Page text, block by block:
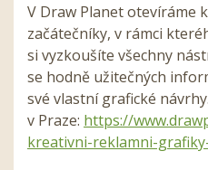
V Draw Planet otevíráme
začátečníky, v rámci
si vyzkoušíte všechny
se hodně užitečných
své vlastní grafické
v Praze: https://
kreativni-reklamni-